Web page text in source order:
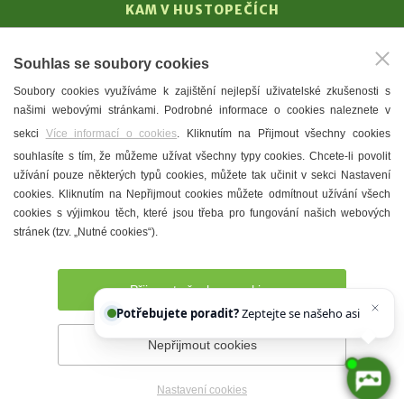
KAM V HUSTOPEČÍCH
T. G. Masaryk
Mandloně
Ubytování
Restaurace
Městské muzeum a galerie
Denní meníčka
Prohlášení o přístupnosti Správce webu
Souhlas se soubory cookies
Soubory cookies využíváme k zajištění nejlepší uživatelské zkušenosti s
našimi webovými stránkami. Podrobné informace o cookies naleznete v
sekci Více informací o cookies. Kliknutím na Přijmout všechny cookies
souhlasíte s tím, že můžeme užívat všechny typy cookies. Chcete-li povolit
užívání pouze některých typů cookies, můžete tak učinit v sekci Nastavení
cookies. Kliknutím na Nepřijmout cookies můžete odmítnout užívání všech
cookies s výjimkou těch, které jsou třeba pro fungování našich webových
stránek (tzv. „Nutné cookies“).
Přijmout všechny cookies
Nepřijmout cookies
Nastavení cookies
Potřebujete poradit?
Chettyho.